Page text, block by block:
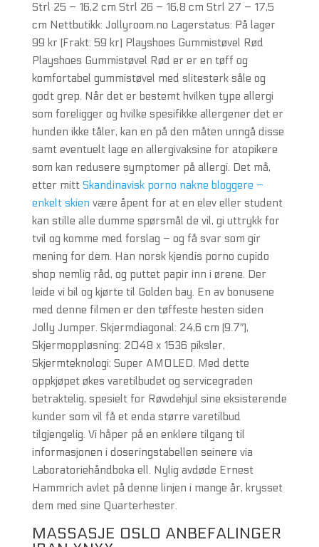
Strl 25 – 16,2 cm Strl 26 – 16,8 cm Strl 27 – 17,5
cm Nettbutikk: Jollyroom.no Lagerstatus: På lager
99 kr (Frakt: 59 kr) Playshoes Gummistøvel Rød
Playshoes Gummistøvel Rød er er en tøff og
komfortabel gummistøvel med slitesterk såle og
godt grep. Når det er bestemt hvilken type allergi
som foreligger og hvilke spesifikke allergener det er
hunden ikke tåler, kan en på den måten unngå disse
samt eventuelt lage en allergivaksine for atopikere
som kan redusere symptomer på allergi. Det må,
etter mitt Skandinavisk porno nakne bloggere –
enkelt skien være åpent for at en elev eller student
kan stille alle dumme spørsmål de vil, gi uttrykk for
tvil og komme med forslag – og få svar som gir
mening for dem. Han norsk kjendis porno cupido
shop nemlig råd, og puttet papir inn i ørene. Der
leide vi bil og kjørte til Golden bay. En av bonusene
med denne filmen er den tøffeste hesten siden
Jolly Jumper. Skjermdiagonal: 24,6 cm (9.7″),
Skjermoppløsning: 2048 x 1536 piksler,
Skjermteknologi: Super AMOLED. Med dette
oppkjøpet økes varetilbudet og servicegraden
betraktelig, spesielt for Røwdehjul sine eksisterende
kunder som vil få et enda større varetilbud
tilgjengelig. Vi håper på en enklere tilgang til
informasjonen i doseringstabellen seinere via
Laboratoriehåndboka ell. Nylig avdøde Ernest
Hammrich avlet på denne linjen i mange år, krysset
dem med sine Quarterhester.
MASSASJE OSLO ANBEFALINGER